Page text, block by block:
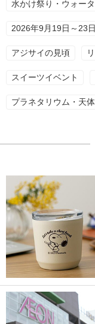
水かけ祭り・ウォー
2026年9月19日～23
アジサイの見頃
スイーツイベント
プラネタリウム・天